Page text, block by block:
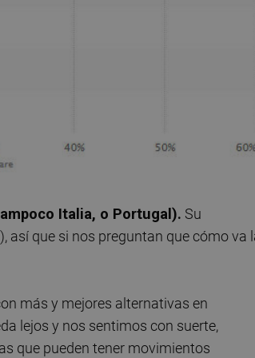
Italia, o Portugal). Su
), así que si nos preguntan que cómo va
más y mejores alternativas en
lejos y nos sentimos con suerte,
que pueden tener movimientos